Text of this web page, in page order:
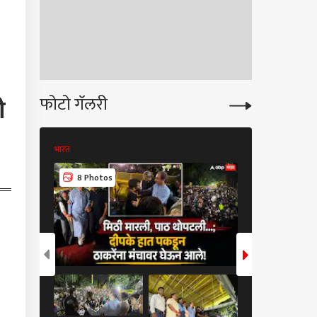
फोटो गॅलरी
भारत
8 Photos
लालू प्रसाद यादव